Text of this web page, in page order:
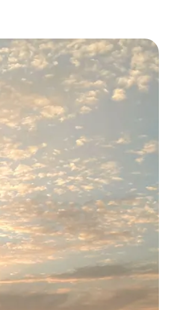
abajo o explora con el tacto o desliza el